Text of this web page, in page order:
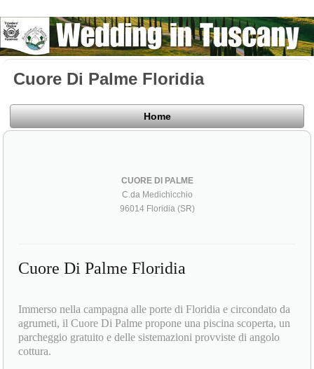
Cuore Di Palme Floridia
Home
CUORE DI PALME
C.da Medichicchio
96014 Floridia (SR)
Cuore Di Palme Floridia
Immerso nella campagna alle porte di Floridia e circondato da
agrumeti, il Cuore Di Palme propone una piscina scoperta, un
parcheggio gratuito e delle sistemazioni provviste di angolo
cottura.